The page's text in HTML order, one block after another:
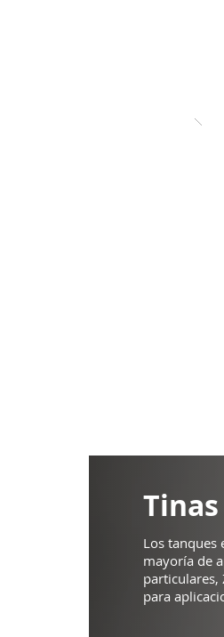
Los tanques
mayoría de
particulares,
para